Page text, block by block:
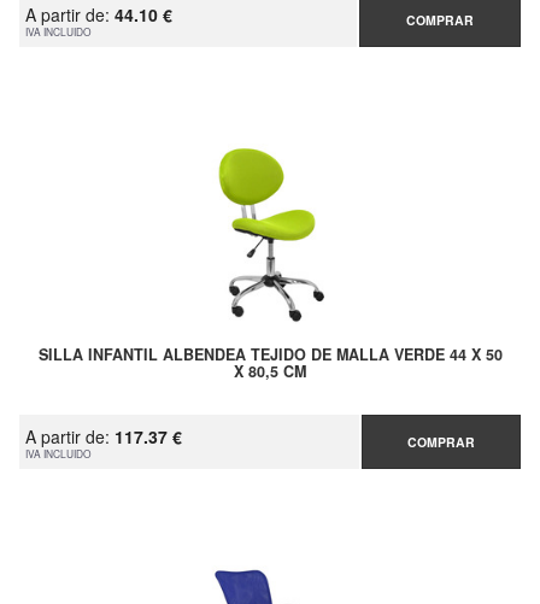
A partir de: 44.10 €
IVA INCLUIDO
COMPRAR
SILLA INFANTIL ALBENDEA TEJIDO DE MALLA VERDE 44 X 50
X 80,5 CM
A partir de: 117.37 €
IVA INCLUIDO
COMPRAR